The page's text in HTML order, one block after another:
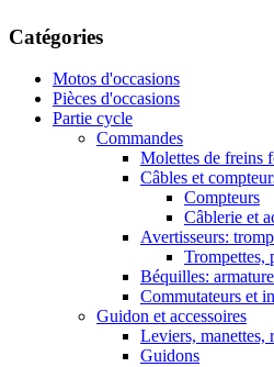
Catégories
Motos d'occasions
Pièces d'occasions
Partie cycle
Commandes
Molettes de freins
Câbles et
Compteurs
Câblerie et
Avertisseurs:
Trompettes,
Béquilles:
Commutateurs et
Guidon et accessoires
Leviers, manettes,
Guidons